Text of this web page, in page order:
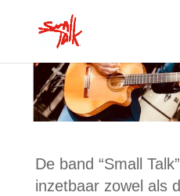
De band “Small
inzetbaar zowel als